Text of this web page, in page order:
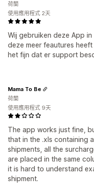
Wij gebruiken deze App
deze meer feautures
het fijn dat er support
荷蘭
使用應用程式 2天
The app works just fine,
that in the .xls containing
shipments, all the
are placed in the same
it is hard to understand
shipment.
Mama To Be
荷蘭
使用應用程式 9天